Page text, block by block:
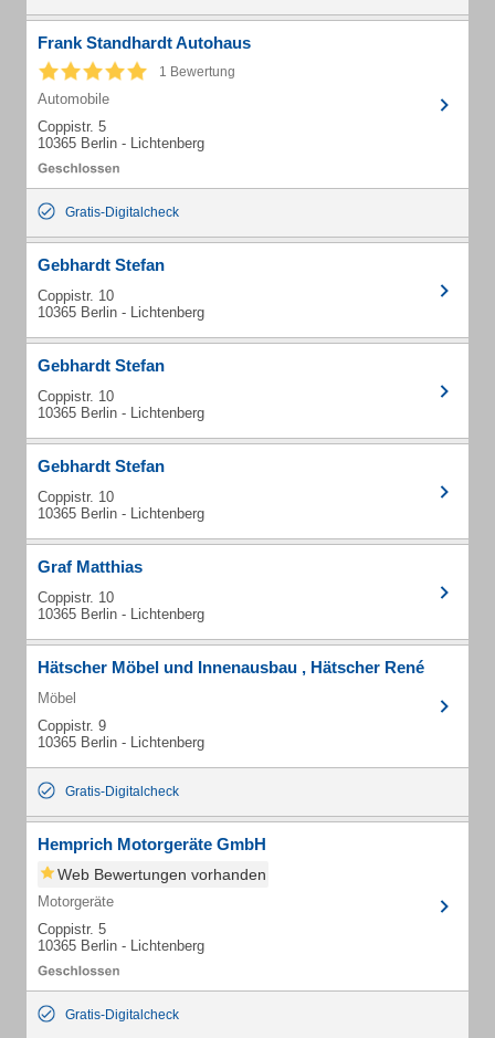
Frank Standhardt Autohaus
1 Bewertung
Automobile
Coppistr. 5
10365 Berlin - Lichtenberg
Gratis-Digitalcheck
Gebhardt Stefan
Coppistr. 10
10365 Berlin - Lichtenberg
Gebhardt Stefan
Coppistr. 10
10365 Berlin - Lichtenberg
Gebhardt Stefan
Coppistr. 10
10365 Berlin - Lichtenberg
Graf Matthias
Coppistr. 10
10365 Berlin - Lichtenberg
Hätscher Möbel und Innenausbau , Hätscher René
Möbel
Coppistr. 9
10365 Berlin - Lichtenberg
Gratis-Digitalcheck
Hemprich Motorgeräte GmbH
Web Bewertungen vorhanden
Motorgeräte
Coppistr. 5
10365 Berlin - Lichtenberg
Gratis-Digitalcheck